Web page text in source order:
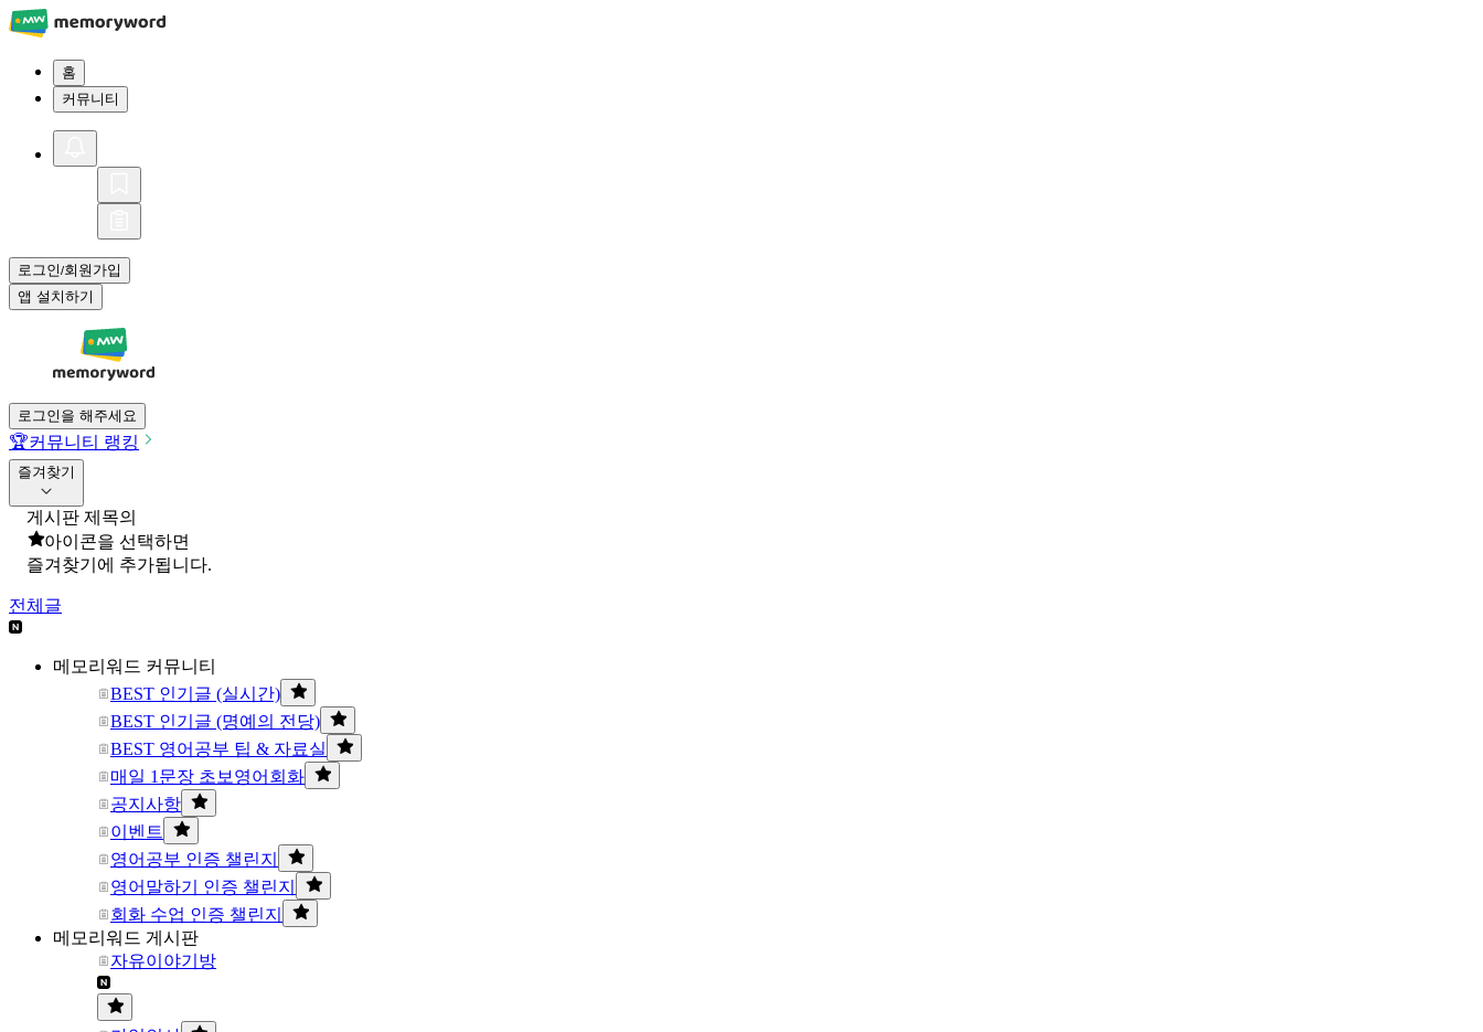
홈
커뮤니티
로그인/회원가입
앱 설치하기
로그인을 해주세요
🏆커뮤니티 랭킹
즐겨찾기
게시판 제목의
아이콘을 선택하면
즐겨찾기에 추가됩니다.
전체글
메모리워드 커뮤니티
BEST 인기글 (실시간)
BEST 인기글 (명예의 전당)
BEST 영어공부 팁 & 자료실
매일 1문장 초보영어회화
공지사항
이벤트
영어공부 인증 챌린지
영어말하기 인증 챌린지
회화 수업 인증 챌린지
메모리워드 게시판
자유이야기방